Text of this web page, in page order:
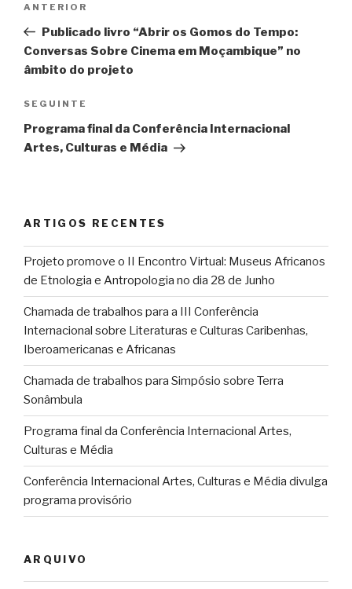
artigos
Conteúdo
anterior
ANTERIOR
Publicado livro “Abrir os Gomos do Tempo:
Conversas Sobre Cinema em Moçambique” no
âmbito do projeto
Conteúdo
seguinte
SEGUINTE
Programa final da Conferência Internacional
Artes, Culturas e Média
ARTIGOS RECENTES
Projeto promove o II Encontro Virtual: Museus Africanos
de Etnologia e Antropologia no dia 28 de Junho
Chamada de trabalhos para a III Conferência
Internacional sobre Literaturas e Culturas Caribenhas,
Iberoamericanas e Africanas
Chamada de trabalhos para Simpósio sobre Terra
Sonâmbula
Programa final da Conferência Internacional Artes,
Culturas e Média
Conferência Internacional Artes, Culturas e Média divulga
programa provisório
ARQUIVO